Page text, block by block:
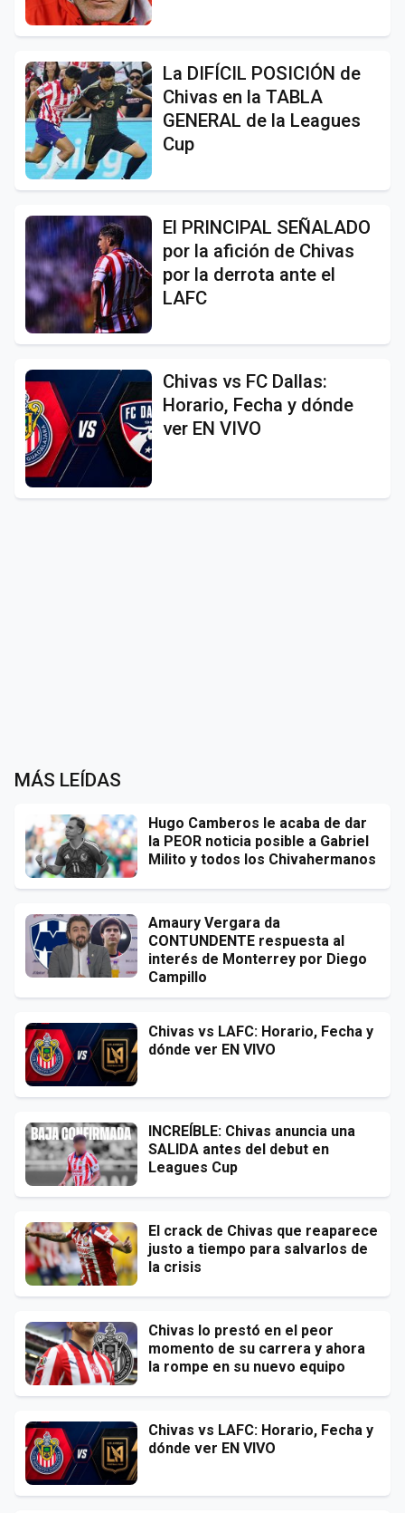
La DIFÍCIL POSICIÓN de
Chivas en la TABLA
GENERAL de la Leagues
Cup
El PRINCIPAL SEÑALADO
por la afición de Chivas
por la derrota ante el
LAFC
Chivas vs FC Dallas:
Horario, Fecha y dónde
ver EN VIVO
MÁS LEÍDAS
Hugo Camberos le acaba de dar
la PEOR noticia posible a Gabriel
Milito y todos los Chivahermanos
Amaury Vergara da
CONTUNDENTE respuesta al
interés de Monterrey por Diego
Campillo
Chivas vs LAFC: Horario, Fecha y
dónde ver EN VIVO
INCREÍBLE: Chivas anuncia una
SALIDA antes del debut en
Leagues Cup
El crack de Chivas que reaparece
justo a tiempo para salvarlos de
la crisis
Chivas lo prestó en el peor
momento de su carrera y ahora
la rompe en su nuevo equipo
Chivas vs LAFC: Horario, Fecha y
dónde ver EN VIVO